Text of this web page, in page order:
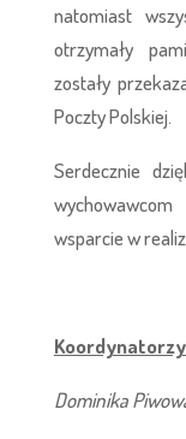
natomiast
otrzymały
zostały
Poczty Polskiej.
Serdecznie
wsparcie w
Dominika